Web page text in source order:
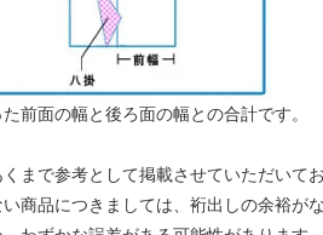
前面の幅と後ろ面の幅との合計です。
まで参考として掲載させていただいて
商品につきましては、裄出しの余裕が